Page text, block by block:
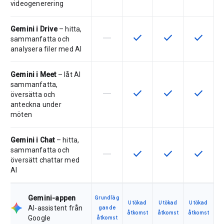
videogenerering
Gemini i Drive– hitta,
sammanfatta och
analysera filer med AI
Den här funktionen stöds inte av
horizontal_rule Den här funktionen är
check Den här
check Den här
check
Gemini i Meet– låt AI
sammanfatta,
översätta och
anteckna under
möten
Den här funktionen stöds inte av
horizontal_rule Den här funktionen är
check Den här
check Den här
check
Gemini i Chat– hitta,
sammanfatta och
översätt chattar med
AI
Den här funktionen stöds inte av
horizontal_rule Den här funktionen är
check Den här
check Den här
check
Gemini-appen
AI-assistent från
Google
Grundläg
gande
åtkomst
Utökad
åtkomst
Utökad
åtkomst
Utökad
åtkomst